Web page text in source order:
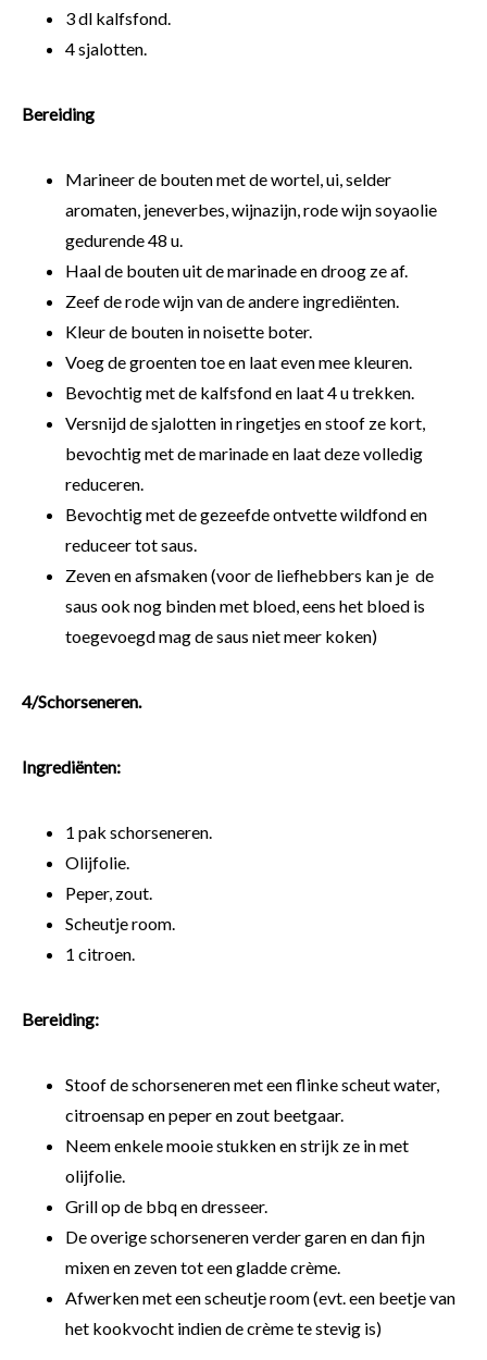
3 dl kalfsfond.
4 sjalotten.
Bereiding
Marineer de bouten met de wortel, ui, selder
aromaten, jeneverbes, wijnazijn, rode wijn soyaolie
gedurende 48 u.
Haal de bouten uit de marinade en droog ze af.
Zeef de rode wijn van de andere ingrediënten.
Kleur de bouten in noisette boter.
Voeg de groenten toe en laat even mee kleuren.
Bevochtig met de kalfsfond en laat 4 u trekken.
Versnijd de sjalotten in ringetjes en stoof ze kort,
bevochtig met de marinade en laat deze volledig
reduceren.
Bevochtig met de gezeefde ontvette wildfond en
reduceer tot saus.
Zeven en afsmaken (voor de liefhebbers kan je de
saus ook nog binden met bloed, eens het bloed is
toegevoegd mag de saus niet meer koken)
4/Schorseneren.
Ingrediënten:
1 pak schorseneren.
Olijfolie.
Peper, zout.
Scheutje room.
1 citroen.
Bereiding:
Stoof de schorseneren met een flinke scheut water,
citroensap en peper en zout beetgaar.
Neem enkele mooie stukken en strijk ze in met
olijfolie.
Grill op de bbq en dresseer.
De overige schorseneren verder garen en dan fijn
mixen en zeven tot een gladde crème.
Afwerken met een scheutje room (evt. een beetje van
het kookvocht indien de crème te stevig is)